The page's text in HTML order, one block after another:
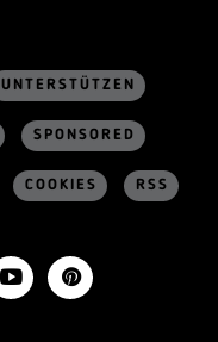
UNTERSTÜTZEN
SPONSORED
COOKIES RSS